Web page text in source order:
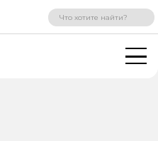
ВХОД РЕГИСТРАЦИЯ